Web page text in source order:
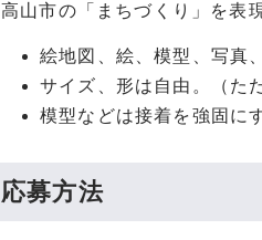
高山市の「まちづくり」を表
絵地図、絵、模型、写真
サイズ、形は自由。（た
模型などは接着を強固に
応募方法